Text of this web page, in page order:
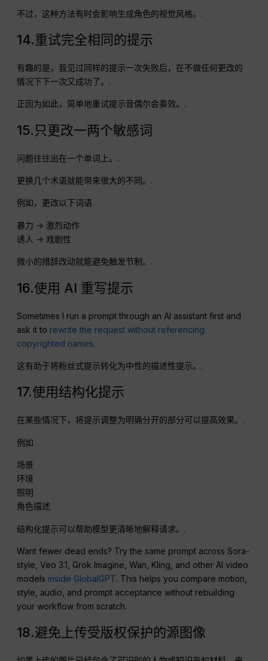
不过，这种方法有时会影响生成角色的视觉风格。.
14.重试完全相同的提示
有趣的是，我见过同样的提示一次失败后，在不做任何更改的
情况下下一次又成功了。.
正因为如此，简单地重试提示音偶尔会奏效。.
15.只更改一两个敏感词
问题往往出在一个单词上。.
更换几个术语就能带来很大的不同。.
例如，更改以下词语
暴力 → 激烈动作
诱人 → 戏剧性
微小的措辞改动就能避免触发节制。.
16.使用 AI 重写提示
Sometimes I run a prompt through an AI assistant first and
ask it to rewrite the request without referencing
copyrighted names.
这有助于将粉丝式提示转化为中性的描述性提示。.
17.使用结构化提示
在某些情况下，将提示调整为明确分开的部分可以提高效果。.
例如
场景
环境
照明
角色描述
结构化提示可以帮助模型更清晰地解释请求。.
Want fewer dead ends? Try the same prompt across Sora-
style, Veo 3.1, Grok Imagine, Wan, Kling, and other AI video
models inside GlobalGPT. This helps you compare motion,
style, audio, and prompt acceptance without rebuilding
your workflow from scratch.
18.避免上传受版权保护的源图像